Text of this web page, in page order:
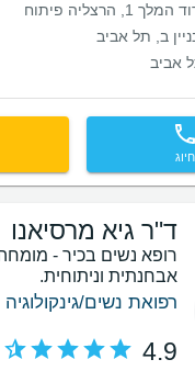
הרצליה פיתוח
חיוג
ד"ר גיא מרסיאנו
רופא נשים בכיר -
אבחנתית וניתוחית.
רפואת נשים/גינקולוגיה
4.9